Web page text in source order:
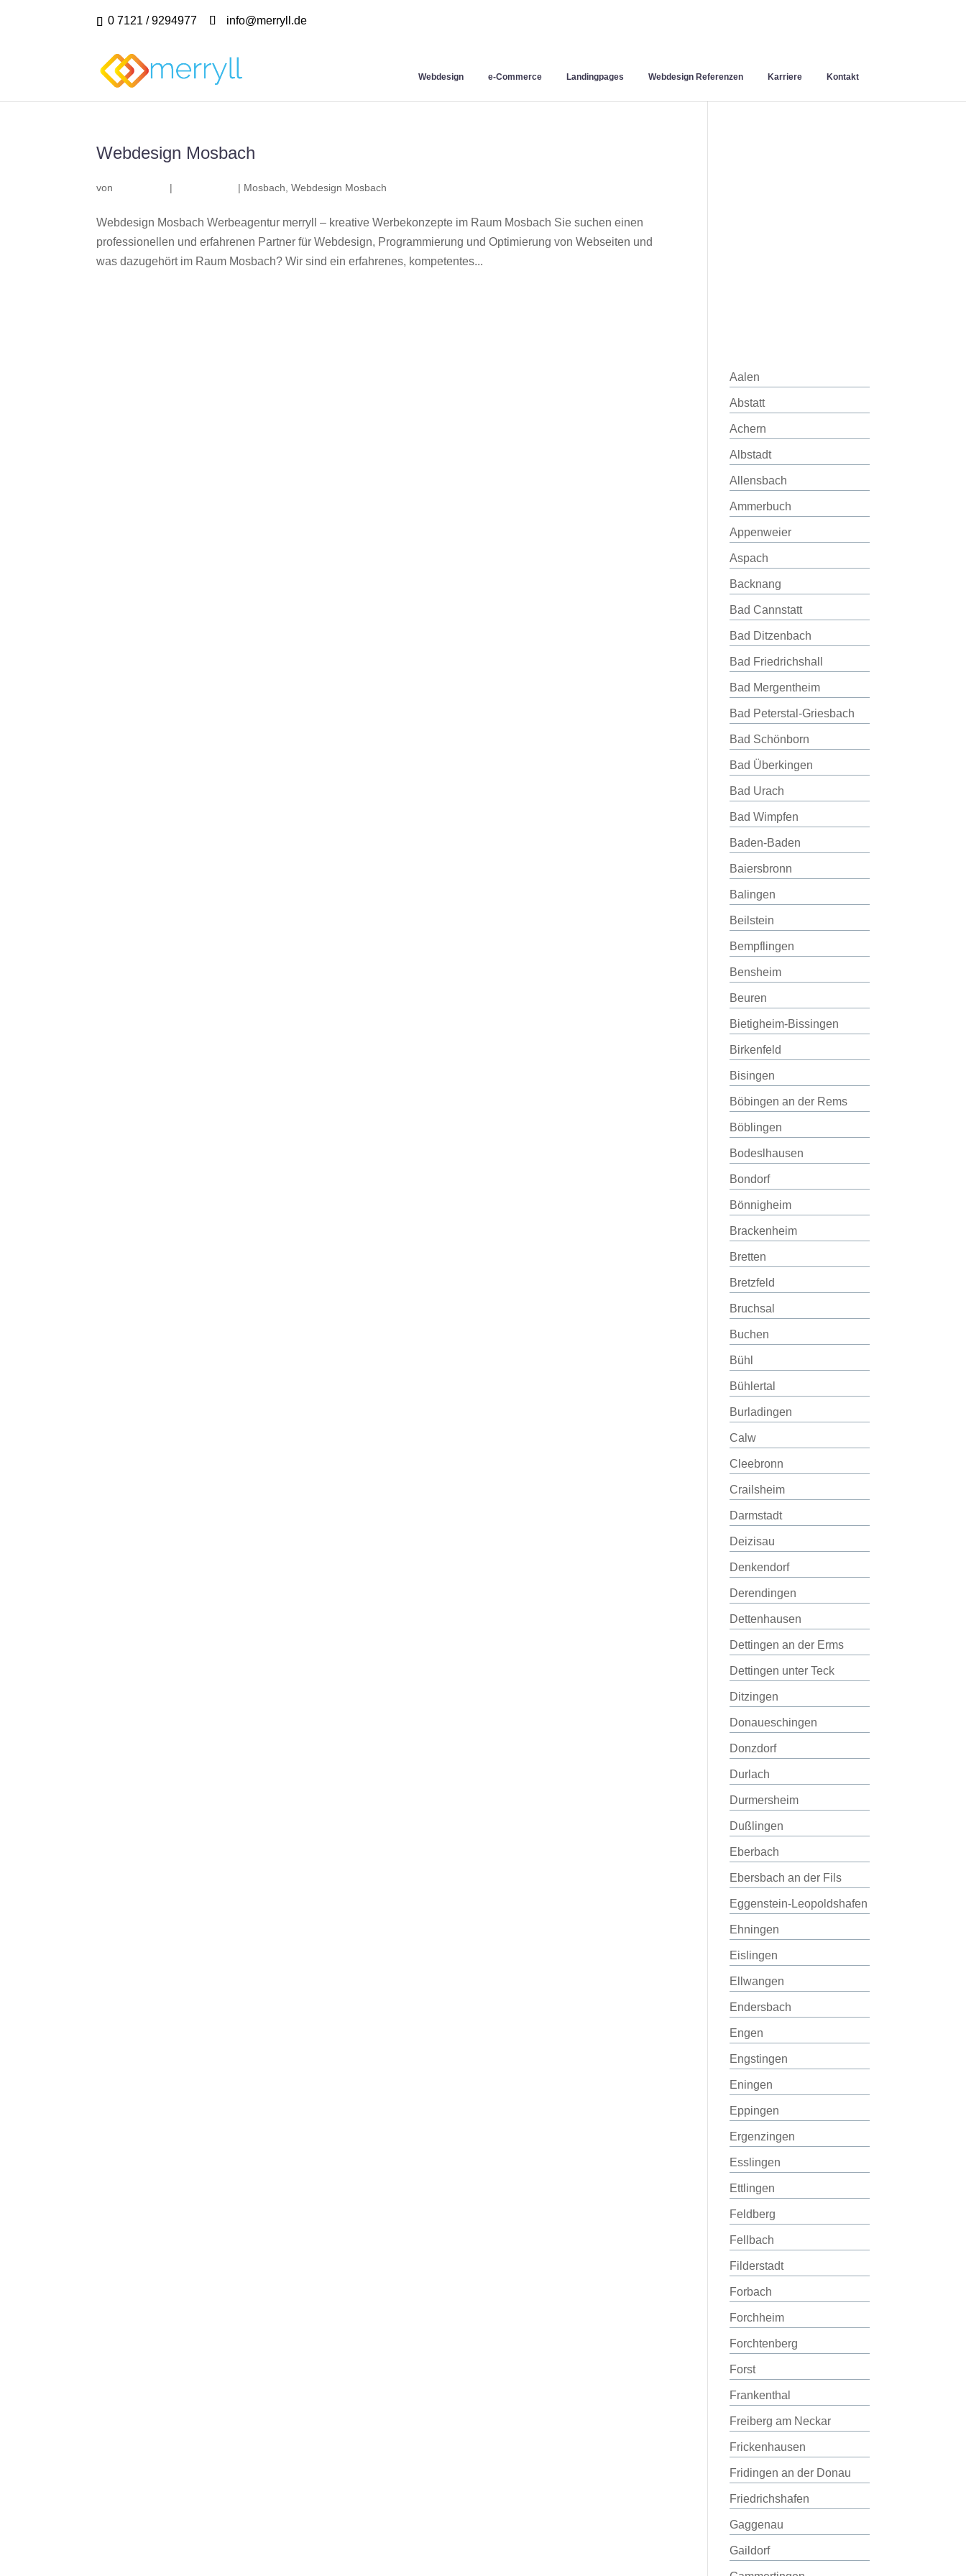
0 7121 / 9294977 info@merryll.de
Webdesign e-Commerce Landingpages Webdesign Referenzen Karriere Kontakt
Webdesign Mosbach
von | | Mosbach ,Webdesign Mosbach
Webdesign Mosbach Werbeagentur merryll – kreative Werbekonzepte im Raum Mosbach Sie suchen einen
professionellen und erfahrenen Partner für Webdesign, Programmierung und Optimierung von Webseiten und
was dazugehört im Raum Mosbach? Wir sind ein erfahrenes, kompetentes...
Aalen
Abstatt
Achern
Albstadt
Allensbach
Ammerbuch
Appenweier
Aspach
Backnang
Bad Cannstatt
Bad Ditzenbach
Bad Friedrichshall
Bad Mergentheim
Bad Peterstal-Griesbach
Bad Schönborn
Bad Überkingen
Bad Urach
Bad Wimpfen
Baden-Baden
Baiersbronn
Balingen
Beilstein
Bempflingen
Bensheim
Beuren
Bietigheim-Bissingen
Birkenfeld
Bisingen
Böbingen an der Rems
Böblingen
Bodeslhausen
Bondorf
Bönnigheim
Brackenheim
Bretten
Bretzfeld
Bruchsal
Buchen
Bühl
Bühlertal
Burladingen
Calw
Cleebronn
Crailsheim
Darmstadt
Deizisau
Denkendorf
Derendingen
Dettenhausen
Dettingen an der Erms
Dettingen unter Teck
Ditzingen
Donaueschingen
Donzdorf
Durlach
Durmersheim
Dußlingen
Eberbach
Ebersbach an der Fils
Eggenstein-Leopoldshafen
Ehningen
Eislingen
Ellwangen
Endersbach
Engen
Engstingen
Eningen
Eppingen
Ergenzingen
Esslingen
Ettlingen
Feldberg
Fellbach
Filderstadt
Forbach
Forchheim
Forchtenberg
Forst
Frankenthal
Freiberg am Neckar
Frickenhausen
Fridingen an der Donau
Friedrichshafen
Gaggenau
Gaildorf